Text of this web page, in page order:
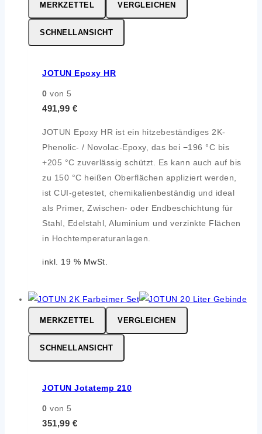
MERKZETTEL VERGLEICHEN
SCHNELLANSICHT
JOTUN Epoxy HR
0 von 5
491,99 €
JOTUN Epoxy HR ist ein hitzebeständiges 2K-
Phenolic- / Novolac-Epoxy, das bei −196 °C bis
+205 °C zuverlässig schützt. Es kann auch auf bis
zu 150 °C heißen Oberflächen appliziert werden,
ist CUI-getestet, chemikalienbeständig und ideal
als Primer, Zwischen- oder Endbeschichtung für
Stahl, Edelstahl, Aluminium und verzinkte Flächen
in Hochtemperaturanlagen.
inkl. 19 % MwSt.
MERKZETTEL VERGLEICHEN
SCHNELLANSICHT
JOTUN Jotatemp 210
0 von 5
351,99 €